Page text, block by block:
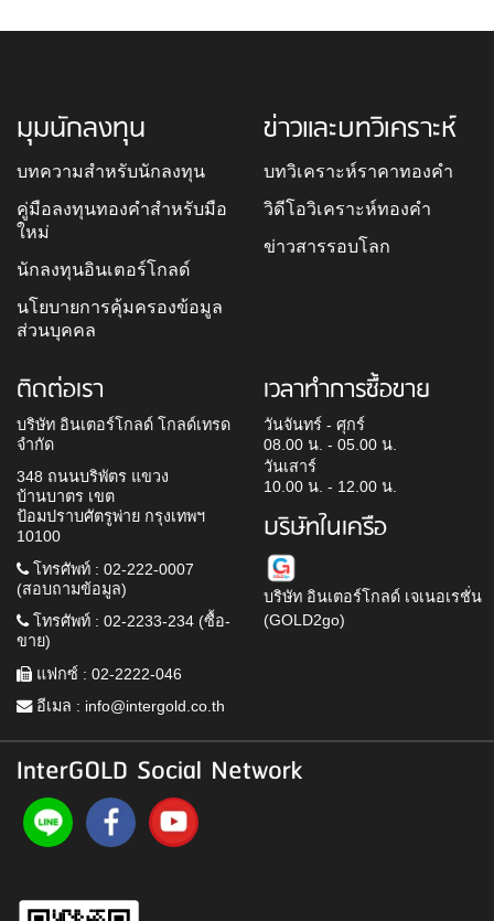
มุมนักลงทุน
บทความสำหรับนักลงทุน
คู่มือลงทุนทองคำสำหรับมือ
ใหม่
นักลงทุนอินเตอร์โกลด์
นโยบายการคุ้มครองข้อมูล
ส่วนบุคคล
ข่าวและบทวิเคราะห์
บทวิเคราะห์ราคาทองคำ
วิดีโอวิเคราะห์ทองคำ
ข่าวสารรอบโลก
ติดต่อเรา
บริษัท อินเตอร์โกลด์ โกลด์เทรด
จำกัด
348 ถนนบริพัตร แขวง
บ้านบาตร เขต
ป้อมปราบศัตรูพ่าย กรุงเทพฯ
10100
โทรศัพท์ : 02-222-0007
(สอบถามข้อมูล)
โทรศัพท์ : 02-2233-234 (ซื้อ-
ขาย)
แฟกซ์ : 02-2222-046
อีเมล : info@intergold.co.th
เวลาทำการซื้อขาย
วันจันทร์ - ศุกร์
08.00 น. - 05.00 น.
วันเสาร์
10.00 น. - 12.00 น.
บริษัทในเครือ
บริษัท อินเตอร์โกลด์ เจเนอเรชั่น
(GOLD2go)
InterGOLD Social Network